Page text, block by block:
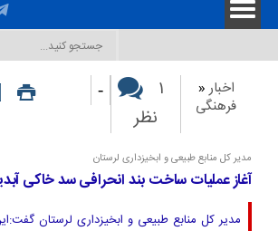
اخبار«
فرهنگی
۱
نظر
-
مدیر کل منابع طبیعی و ابخیزداری لرستان
آغاز عملیات ساخت بند انحرافی سد خاکی
مدیر کل منابع طبیعی و ابخیزداری لرستان